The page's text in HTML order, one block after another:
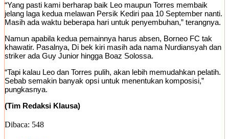
“Yang pasti kami berharap baik Leo maupun Torres membaik
jelang laga kedua melawan Persik Kediri paa 10 September nanti.
Masih ada waktu beberapa hari untuk penyembuhan,” terangnya.
Namun apabila kedua pemainnya harus absen, Borneo FC tak
khawatir. Pasalnya, Di bek kiri masih ada nama Nurdiansyah dan
striker ada Guy Junior hingga Boaz Solossa.
“Tapi kalau Leo dan Torres pulih, akan lebih memudahkan pelatih.
Sebab semakin banyak opsi untuk menentukan komposisi,”
pungkasnya.
(Tim Redaksi Klausa)
Dibaca: 548